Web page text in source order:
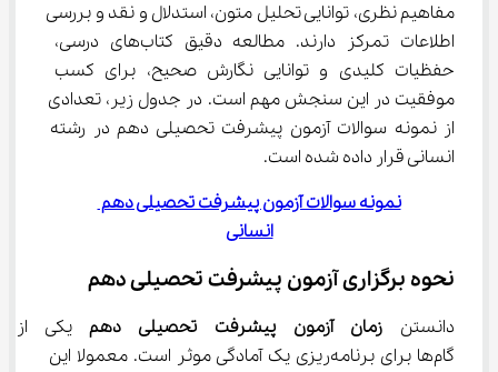
مفاهیم نظری، توانایی تحلیل متون، استدلال و نقد و بررسی
اطلاعات تمرکز دارند. مطالعه دقیق کتاب‌های درسی،
حفظیات کلیدی و توانایی نگارش صحیح، برای کسب
موفقیت در این سنجش مهم است. در جدول زیر، تعدادی
از نمونه سوالات آزمون پیشرفت تحصیلی دهم در رشته
انسانی قرار داده شده است.
نمونه سوالات آزمون پیشرفت تحصیلی دهم
انسانی
نحوه برگزاری آزمون پیشرفت تحصیلی دهم
دانستن زمان آزمون پیشرفت تحصیلی دهم یکی از
گام‌ها برای برنامه‌ریزی یک آمادگی موثر است. معمولا این